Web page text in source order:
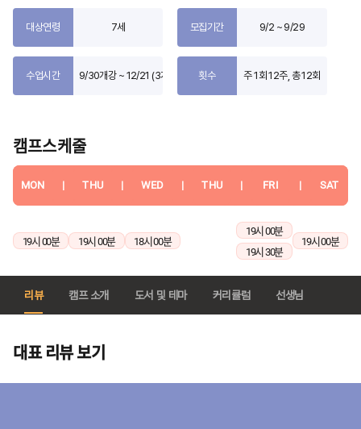
대상연령 7세 모집기간 9/2 ~ 9/29
수업시간 9/30개강 ~ 12/21 (3개월) 횟수 주 1회 12주, 총 12회
캠프스케줄
MON | THU | WED | THU | FRI | SAT
19시 00분 19시 00분 18시 00분
19시 00분
19시 30분
19시 00분
리뷰 캠프 소개 도서 및 테마 커리큘럼 선생님
대표 리뷰 보기